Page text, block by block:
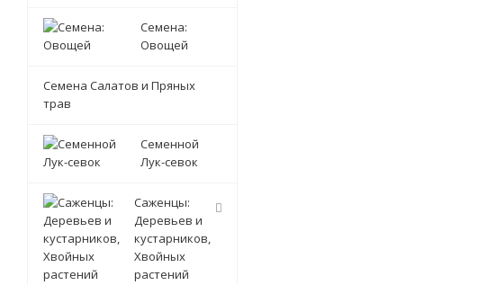
Семена:
Овощей
Семена Салатов и Пряных
трав
Семенной
Лук-севок
Саженцы:
Деревьев и
кустарников,
Хвойных
растений